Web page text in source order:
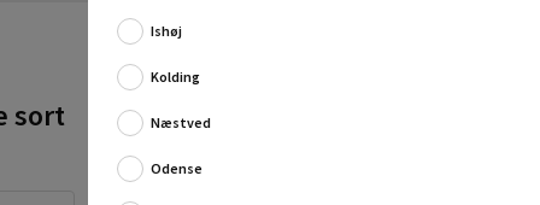
sort
Philips Hue.
Ishøj
Kolding
Næstved
Odense